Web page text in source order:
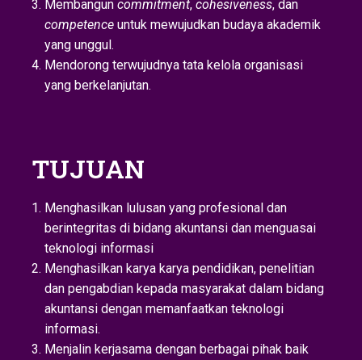
Membangun commitment, cohesiveness, dan
competence untuk mewujudkan budaya akademik
yang unggul.
Mendorong terwujudnya tata kelola organisasi
yang berkelanjutan.
TUJUAN
Menghasilkan lulusan yang profesional dan
berintegritas di bidang akuntansi dan menguasai
teknologi informasi
Menghasilkan karya karya pendidikan, penelitian
dan pengabdian kepada masyarakat dalam bidang
akuntansi dengan memanfaatkan teknologi
informasi.
Menjalin kerjasama dengan berbagai pihak baik